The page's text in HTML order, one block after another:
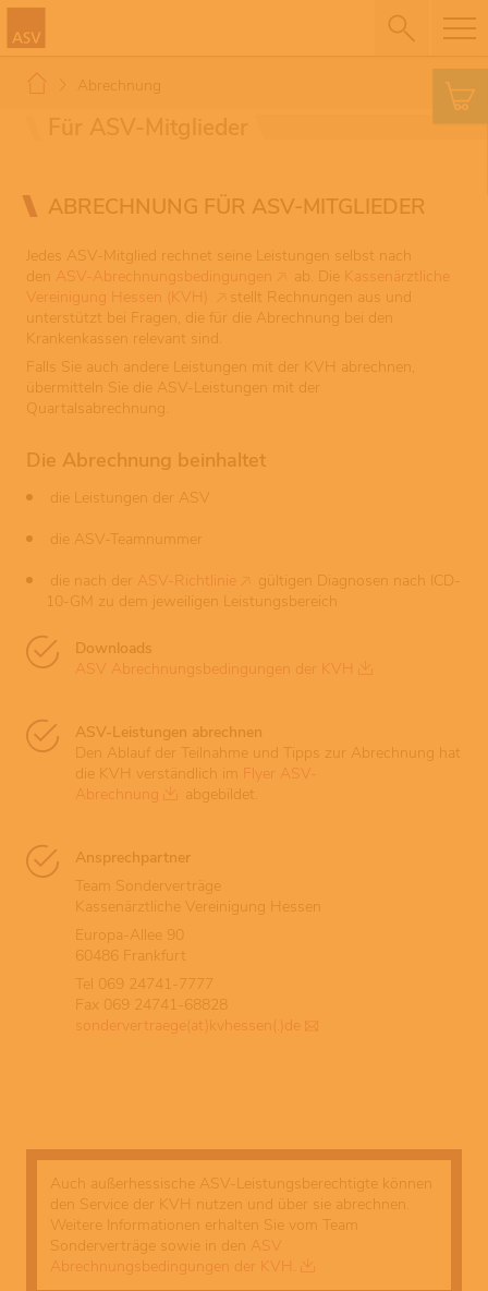
Abrechnung
ABRECHNUNG FÜR ASV-MITGLIEDER
Jedes ASV-Mitglied rechnet seine Leistungen selbst nach
den
ASV-Abrechnungsbedingungen ab. Die Kassenärztliche
Vereinigung Hessen (KVH)
stellt Rechnungen aus und
unterstützt bei Fragen, die für die Abrechnung bei den
Krankenkassen relevant sind.
Falls Sie auch andere Leistungen mit der KVH abrechnen,
übermitteln Sie die ASV-Leistungen mit der
Quartalsabrechnung.
Die Abrechnung beinhaltet
die Leistungen der ASV
die ASV-Teamnummer
die nach der ASV-Richtlinie
gültigen Diagnosen nach ICD-
10-GM zu dem jeweiligen Leistungsbereich
Downloads
ASV Abrechnungsbedingungen der KVH
ASV-Leistungen abrechnen
Den Ablauf der Teilnahme und Tipps zur Abrechnung hat
die KVH verständlich im
Flyer ASV-
Abrechnung
abgebildet.
Ansprechpartner
Team Sonderverträge
Kassenärztliche Vereinigung Hessen
Europa-Allee 90
60486 Frankfurt
Tel 069 24741-7777
Fax 069 24741-68828
sondervertraege(at)kvhessen(.)de
Auch außerhessische ASV-Leistungsberechtigte können
den Service der KVH nutzen und über sie abrechnen.
Weitere Informationen erhalten Sie vom Team
Sonderverträge sowie in den
ASV
Abrechnungsbedingungen der KVH.